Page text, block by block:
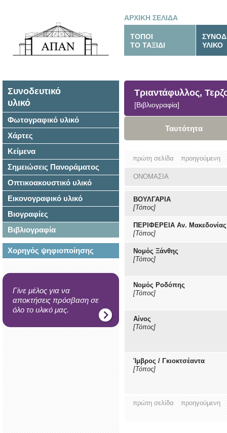
ΑΡΧΙΚΗ ΣΕΛΙΔΑ
ΤΟΠΟΙ
ΤΟ ΤΑΞΙΔΙ
ΥΛΙΚΟ
Συνοδευτικό
υλικό
Φωτογραφικό υλικό
Χάρτες
Κείμενα
Σημειώσεις Πανοράματος
Οπτικοακουστικό υλικό
Εικονογραφικό υλικό
Βιογραφίες
Βιβλιογραφία
Χορηγός ψηφιοποίησης
Γίνε μέλος για να
αποκτήσεις πρόσβαση σε
όλο το υλικό μας.
Τριαντάφυλλος,
[Βιβλιογραφία]
Ταυτότητα
πρώτη σελίδα προηγούμενη
ΟΝΟΜΑΣΙΑ
ΒΟΥΛΓΑΡΙΑ
[Τόπος]
ΠΕΡΙΦΕΡΕΙΑ Αν.
[Τόπος]
Νομός Ξάνθης
[Τόπος]
Νομός Ροδόπης
[Τόπος]
Αίνος
[Τόπος]
Ίμβρος / Γκιοκτσέαντα
[Τόπος]
πρώτη σελίδα προηγούμενη